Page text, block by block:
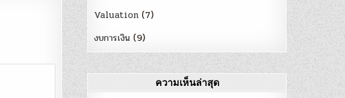
Valuation (7)
งบการเงิน (9)
ความเห็นล่าสุด